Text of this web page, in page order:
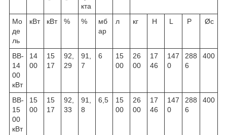
кта
Мо
де
ль
кВт кВт % %
мб
ар
л кг H L P Øc
ВВ-
14
00
кВт
14
00
15
17
92,
29
91,
7
6
15
00
26
00
17
46
147
0
288
6
400
ВВ-
15
00
кВт
15
00
15
17
92,
33
91,
8
6,5
15
00
26
00
17
46
147
0
288
6
400